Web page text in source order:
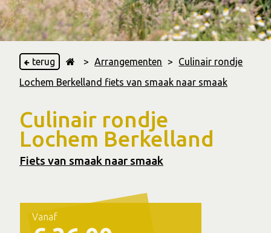
terug > Arrangementen >
Culinair rondje
Lochem Berkelland fiets van smaak naar smaak
Culinair rondje
Lochem Berkelland
Fiets van smaak naar smaak
Vanaf